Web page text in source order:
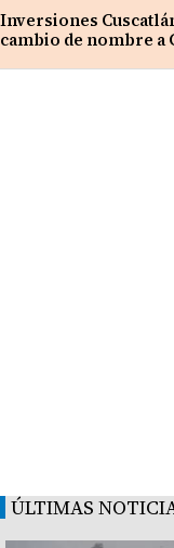
Inversiones
cambio de nombre a
ÚLTIMAS